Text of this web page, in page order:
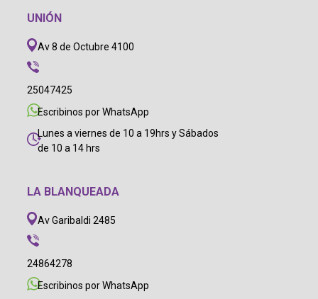
UNIÓN
Av 8 de Octubre 4100
25047425
Escribinos por WhatsApp
Lunes a viernes de 10 a 19hrs y Sábados
de 10 a 14 hrs
LA BLANQUEADA
Av Garibaldi 2485
24864278
Escribinos por WhatsApp